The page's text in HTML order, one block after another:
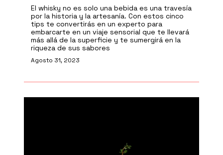
El whisky no es solo una bebida es una travesía
por la historia y la artesanía. Con estos cinco
tips te convertirás en un experto para
embarcarte en un viaje sensorial que te llevará
más allá de la superficie y te sumergirá en la
riqueza de sus sabores
Agosto 31, 2023